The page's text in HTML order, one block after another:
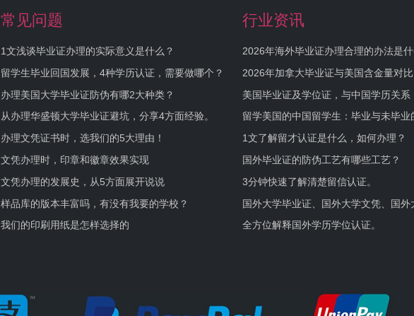
常见问题
1文浅谈毕业证办理的实际意义是什么？
留学生毕业回国发展，4种学历认证，需要做哪个？
办理美国大学毕业证防伪有哪2大种类？
从办理华盛顿大学毕业证避坑，分享4方面经验。
办理文凭证书时，选我们的5大理由！
文凭办理时，印章和徽章效果实现
文凭办理的发展史，从5方面展开说说
样品库的版本丰富吗，有没有我要的学校？
我们的印刷用纸是怎样选择的
行业资讯
2026年海外毕业证办理合理的办法是
2026年加拿大毕业证与美国含金量对比
美国毕业证及学位证，与中国学历关系
留学美国的中国留学生：毕业与未毕业
1文了解留才认证是什么，如何办理？
国外毕业证的防伪工艺有哪些工艺？
3分钟快速了解清楚留信认证。
国外大学毕业证、国外大学文凭、国外
全方位解释国外学历学位认证。